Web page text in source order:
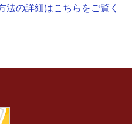
法の詳細はこちらをご覧く